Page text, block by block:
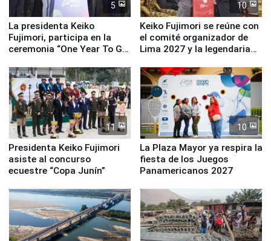
5
La presidenta Keiko
Fujimori, participa en la
ceremonia “One Year To Go
10
Keiko Fujimori se reúne con
el comité organizador de
Lima 2027 y la legendaria
11
Presidenta Keiko Fujimori
asiste al concurso
ecuestre “Copa Junín”
10
La Plaza Mayor ya respira la
fiesta de los Juegos
Panamericanos 2027